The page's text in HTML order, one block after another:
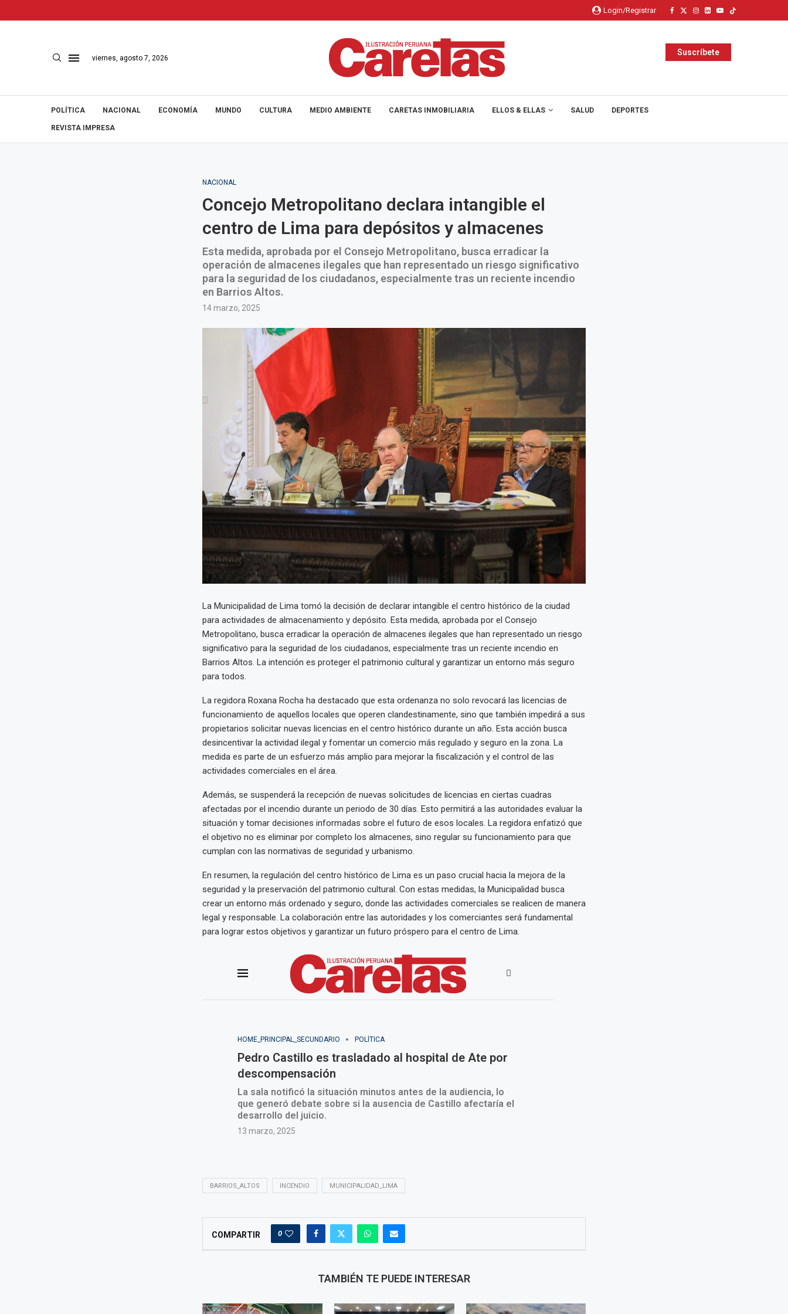
Login/Registrar
viernes, agosto 7, 2026
Suscríbete
POLÍTICA NACIONAL ECONOMÍA MUNDO CULTURA MEDIO AMBIENTE CARETAS INMOBILIARIA ELLOS & ELLAS SALUD DEPORTES
REVISTA IMPRESA
NACIONAL
Concejo Metropolitano declara intangible el
centro de Lima para depósitos y almacenes
Esta medida, aprobada por el Consejo Metropolitano, busca erradicar la
operación de almacenes ilegales que han representado un riesgo significativo
para la seguridad de los ciudadanos, especialmente tras un reciente incendio
en Barrios Altos.
14 marzo, 2025
La Municipalidad de Lima tomó la decisión de declarar intangible el centro histórico de la ciudad
para actividades de almacenamiento y depósito. Esta medida, aprobada por el Consejo
Metropolitano, busca erradicar la operación de almacenes ilegales que han representado un riesgo
significativo para la seguridad de los ciudadanos, especialmente tras un reciente incendio en
Barrios Altos. La intención es proteger el patrimonio cultural y garantizar un entorno más seguro
para todos.
La regidora Roxana Rocha ha destacado que esta ordenanza no solo revocará las licencias de
funcionamiento de aquellos locales que operen clandestinamente, sino que también impedirá a sus
propietarios solicitar nuevas licencias en el centro histórico durante un año. Esta acción busca
desincentivar la actividad ilegal y fomentar un comercio más regulado y seguro en la zona. La
medida es parte de un esfuerzo más amplio para mejorar la fiscalización y el control de las
actividades comerciales en el área.
Además, se suspenderá la recepción de nuevas solicitudes de licencias en ciertas cuadras
afectadas por el incendio durante un periodo de 30 días. Esto permitirá a las autoridades evaluar la
situación y tomar decisiones informadas sobre el futuro de esos locales. La regidora enfatizó que
el objetivo no es eliminar por completo los almacenes, sino regular su funcionamiento para que
cumplan con las normativas de seguridad y urbanismo.
En resumen, la regulación del centro histórico de Lima es un paso crucial hacia la mejora de la
seguridad y la preservación del patrimonio cultural. Con estas medidas, la Municipalidad busca
crear un entorno más ordenado y seguro, donde las actividades comerciales se realicen de manera
legal y responsable. La colaboración entre las autoridades y los comerciantes será fundamental
para lograr estos objetivos y garantizar un futuro próspero para el centro de Lima.
BARRIOS_ALTOS INCENDIO MUNICIPALIDAD_LIMA
COMPARTIR 0
TAMBIÉN TE PUEDE INTERESAR